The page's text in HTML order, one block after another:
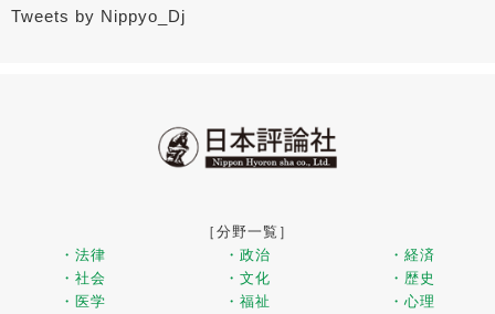
Tweets by Nippyo_Dj
［分野一覧］
・法律
・政治
・経済
・社会
・文化
・歴史
・医学
・福祉
・心理